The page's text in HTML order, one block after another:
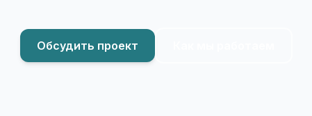
Обсудить проект